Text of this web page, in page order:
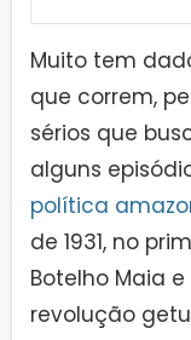
Muito tem
que correm,
sérios que
alguns
política
de 1931, no
Botelho Maia
revolução